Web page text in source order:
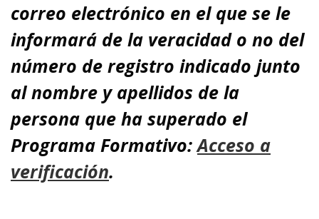
correo electrónico en el que se le
informará de la veracidad o no del
número de registro indicado junto
al nombre y apellidos de la
persona que ha superado el
Programa Formativo: Acceso a
verificación.